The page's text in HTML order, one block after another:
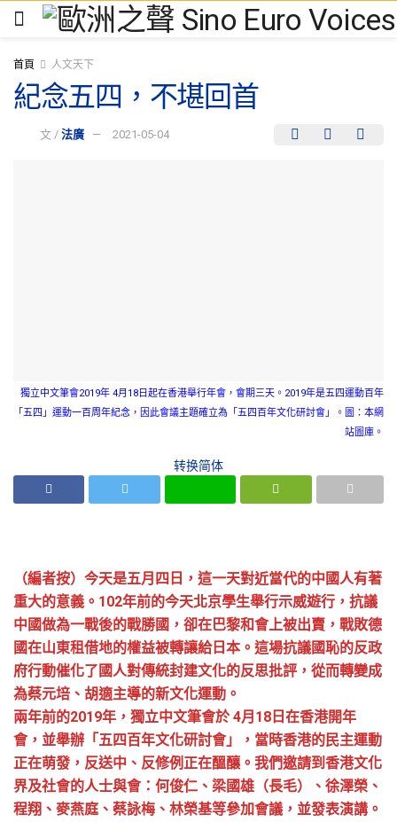
首頁 人文天下
紀念五四，不堪回首
文 / 法廣 2021-05-04
獨立中文筆會2019年 4月18日起在香港舉行年會，會期三天。2019年是五四運動百年
「五四」運動一百周年紀念，因此會議主題確立為「五四百年文化研討會」。圖：本網
站圖庫。
转换简体
（編者按）今天是五月四日，這一天對近當代的中國人有著
重大的意義。102年前的今天北京學生舉行示威遊行，抗議
中國做為一戰後的戰勝國，卻在巴黎和會上被出賣，戰敗德
國在山東租借地的權益被轉讓給日本。這場抗議國恥的反政
府行動催化了國人對傳統封建文化的反思批評，從而轉變成
為蔡元培、胡適主導的新文化運動。
兩年前的2019年，獨立中文筆會於 4月18日在香港開年
會，並舉辦「五四百年文化研討會」，當時香港的民主運動
正在萌發，反送中、反修例正在醞釀。我們邀請到香港文化
界及社會的人士與會：何俊仁、梁國雄（長毛）、徐澤榮、
程翔、麥燕庭、蔡詠梅、林榮基等參加會議，並發表演講。